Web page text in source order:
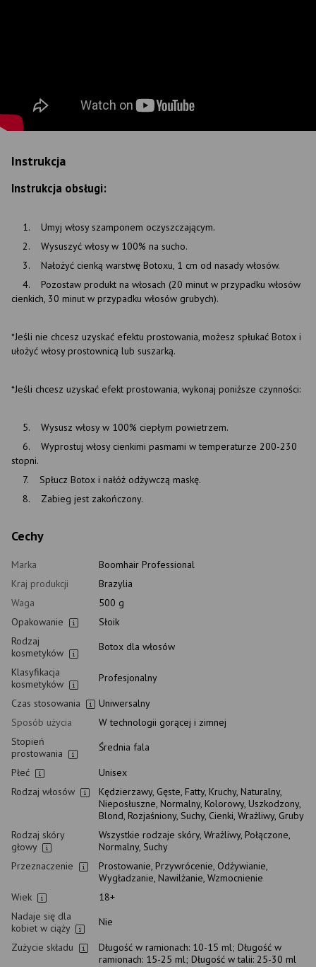
Instrukcja
Instrukcja obsługi:
1. Umyj włosy szamponem oczyszczającym.
2. Wysuszyć włosy w 100% na sucho.
3. Nałożyć cienką warstwę Botoxu, 1 cm od nasady włosów.
4. Pozostaw produkt na włosach (20 minut w przypadku włosów
cienkich, 30 minut w przypadku włosów grubych).
*Jeśli nie chcesz uzyskać efektu prostowania, możesz spłukać Botox i
ułożyć włosy prostownicą lub suszarką.
*Jeśli chcesz uzyskać efekt prostowania, wykonaj poniższe czynności:
5. Wysusz włosy w 100% ciepłym powietrzem.
6. Wyprostuj włosy cienkimi pasmami w temperaturze 200-230
stopni.
7. Spłucz Botox i nałóż odżywczą maskę.
8. Zabieg jest zakończony.
Cechy
Marka
Boomhair Professional
Kraj produkcji
Brazylia
Waga
500 g
Opakowanie
Słoik
Rodzaj
kosmetyków
Botox dla włosów
Klasyfikacja
kosmetyków
Profesjonalny
Czas stosowania
Uniwersalny
Sposób użycia
W technologii gorącej i zimnej
Stopień
prostowania
Średnia fala
Płeć
Unisex
Rodzaj włosów
Kędzierzawy, Gęste, Fatty, Kruchy, Naturalny,
Nieposłuszne, Normalny, Kolorowy, Uszkodzony,
Blond, Rozjaśniony, Suchy, Cienki, Wrażliwy, Gruby
Rodzaj skóry
głowy
Wszystkie rodzaje skóry, Wrażliwy, Połączone,
Normalny, Suchy
Przeznaczenie
Prostowanie, Przywrócenie, Odżywianie,
Wygładzanie, Nawilżanie, Wzmocnienie
Wiek
18+
Nadaje się dla
kobiet w ciąży
Nie
Zużycie składu
Długość w ramionach: 10-15 ml; Długość w
ramionach: 15-25 ml; Długość w talii: 25-30 ml